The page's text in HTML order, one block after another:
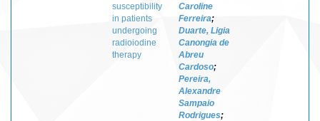
susceptibility
in patients
undergoing
radioiodine
therapy
Caroline
Ferreira;
Duarte, Ligia
Canongia de
Abreu
Cardoso;
Pereira,
Alexandre
Sampaio
Rodrigues;